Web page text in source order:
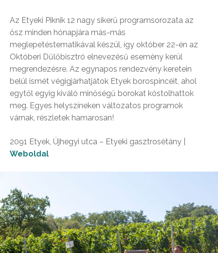
Az Etyeki Piknik 12 nagy sikerű programsorozata az
ősz minden hónapjára más-más
meglepetéstematikával készül, így október 22-én az
Októberi Dűlőbisztró elnevezésű esemény kerül
megrendezésre. Az egynapos rendezvény keretein
belül ismét végigjárhatjátok Etyek borospincéit, ahol
egytől egyig kiváló minőségű borokat kóstolhattok
meg. Egyes helyszíneken változatos programok
várnak, részletek hamarosan!
2091 Etyek, Újhegyi utca – Etyeki gasztrosétány |
Weboldal